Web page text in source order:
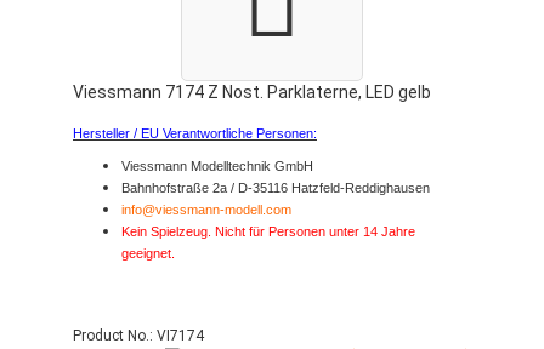
Viessmann 7174 Z Nost. Parklaterne, LED gelb
Hersteller / EU Verantwortliche Personen:
Viessmann Modelltechnik GmbH
Bahnhofstraße 2a / D-35116 Hatzfeld-Reddighausen
info@viessmann-modell.com
Kein Spielzeug. Nicht für Personen unter 14 Jahre
geeignet.
Product No.: VI7174